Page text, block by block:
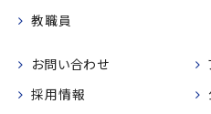
教職員
お問い合わせ
採用情報